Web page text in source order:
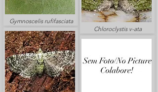
Gymnoscelis rufifasciata
Chloroclystis v-ata